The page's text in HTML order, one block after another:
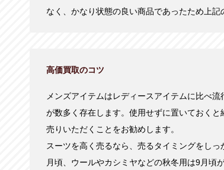
なく、かなり状態の良い商品であったため上記
高価買取のコツ
メンズアイテムはレディースアイテムに比べ
が数多く存在します。使用せずに置いておく
売りいただくことをお勧めします。
スーツを高く売るなら、売るタイミングをし
月頃、ウールやカシミヤなどの秋冬用は9月頃